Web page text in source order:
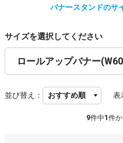
バナースタンドのサ
サイズを選択してください
並び替え： 表
9件中1 件か